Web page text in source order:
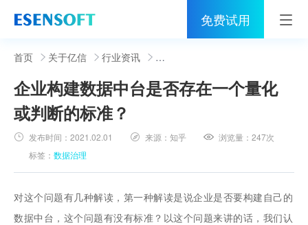
免费试用
首页
睿治
解决方案
伙伴
社区
首页 关于亿信 行业资讯
企业构建数据中台是否存在一个量化
或判断的标准？
发布时间：2021.02.01 来源：知乎 浏览量：247次
标签：数据治理
对这个问题有几种解读，第一种解读是说企业是否要构建自己的
数据中台，这个问题有没有标准？以这个问题来讲的话，我们认